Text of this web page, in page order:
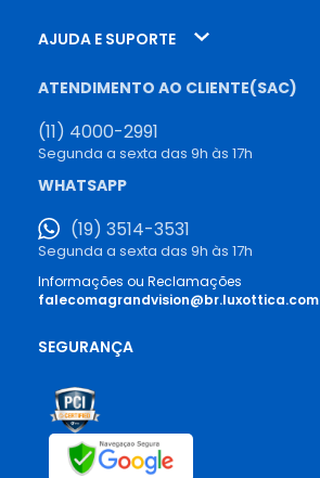
AJUDA E SUPORTE
ATENDIMENTO AO CLIENTE(SAC)
(11) 4000-2991
Segunda a sexta das 9h às 17h
WHATSAPP
(19) 3514-3531
Segunda a sexta das 9h às 17h
Informações ou Reclamações
falecomagrandvision@br.luxottica.com
SEGURANÇA